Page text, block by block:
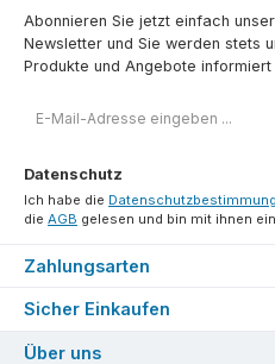
Abonnieren Sie jetzt einfach
Newsletter und Sie werden stets
Produkte und Angebote informiert
Mail-
Datenschutz
Ich habe die
die AGB gelesen und bin mit ihnen
Zahlungsarten
Sicher Einkaufen
Über uns